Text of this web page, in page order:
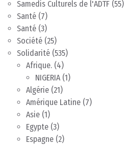
Samedis Culturels de l'ADTF (55)
Santé (7)
Santé (3)
Société (25)
Solidarité (535)
Afrique. (4)
NIGERIA(1)
Algérie (21)
Amérique Latine (7)
Asie (1)
Egypte (3)
Espagne (2)